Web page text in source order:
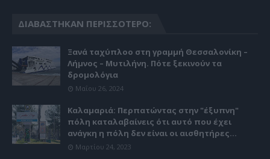
ΔΙΑΒΆΣΤΗΚΑΝ ΠΕΡΙΣΣΌΤΕΡΟ:
Ξανά ταχύπλοο στη γραμμή Θεσσαλονίκη –
Λήμνος – Μυτιλήνη. Πότε ξεκινούν τα
δρομολόγια
Μαΐου 26, 2024
Καλαμαριά: Περπατώντας στην "έξυπνη"
πόλη καταλαβαίνεις ότι αυτό που έχει
ανάγκη η πόλη δεν είναι οι αισθητήρες...
Μαρτίου 24, 2023